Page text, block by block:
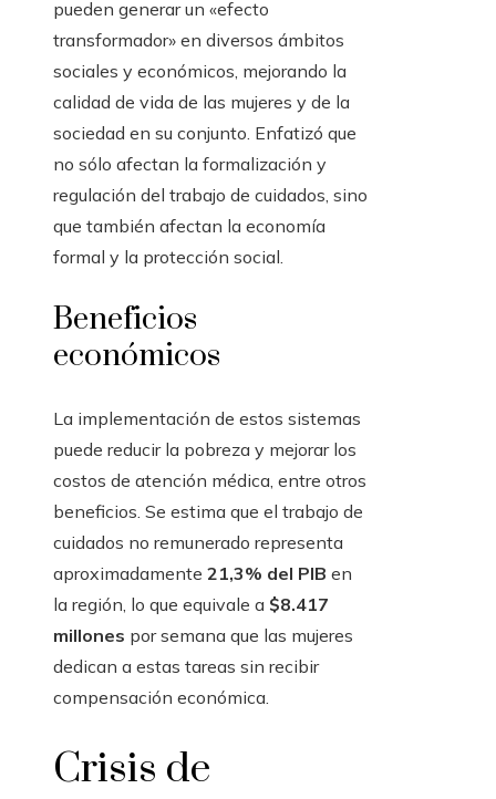
pueden generar un «efecto
transformador» en diversos ámbitos
sociales y económicos, mejorando la
calidad de vida de las mujeres y de la
sociedad en su conjunto. Enfatizó que
no sólo afectan la formalización y
regulación del trabajo de cuidados, sino
que también afectan la economía
formal y la protección social.
Beneficios
económicos
La implementación de estos sistemas
puede reducir la pobreza y mejorar los
costos de atención médica, entre otros
beneficios. Se estima que el trabajo de
cuidados no remunerado representa
aproximadamente 21,3% del PIB en
la región, lo que equivale a $8.417
millones por semana que las mujeres
dedican a estas tareas sin recibir
compensación económica.
Crisis de